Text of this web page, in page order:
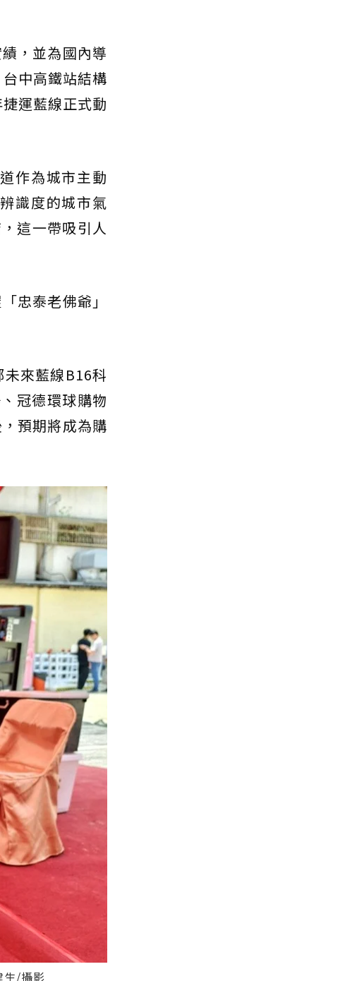
，並為國內導
中高鐵站結構
運藍線正式動
作為城市主動
識度的城市氣
這一帶吸引人
忠泰老佛爺」
來藍線B16科
冠德環球購物
預期將成為購
生/攝影